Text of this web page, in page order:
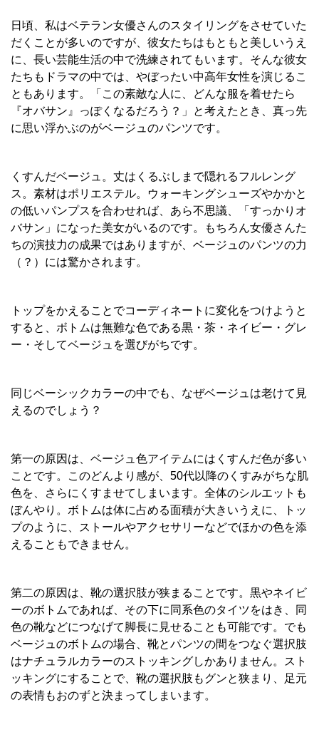
日頃、私はベテラン女優さんのスタイリングをさせていた
だくことが多いのですが、彼女たちはもともと美しいうえ
に、長い芸能生活の中で洗練されてもいます。そんな彼女
たちもドラマの中では、やぼったい中高年女性を演じるこ
ともあります。「この素敵な人に、どんな服を着せたら
『オバサン』っぽくなるだろう？」と考えたとき、真っ先
に思い浮かぶのがベージュのパンツです。
くすんだベージュ。丈はくるぶしまで隠れるフルレング
ス。素材はポリエステル。ウォーキングシューズやかかと
の低いパンプスを合わせれば、あら不思議、「すっかりオ
バサン」になった美女がいるのです。もちろん女優さんた
ちの演技力の成果ではありますが、ベージュのパンツの力
（？）には驚かされます。
トップをかえることでコーディネートに変化をつけようと
すると、ボトムは無難な色である黒・茶・ネイビー・グレ
ー・そしてベージュを選びがちです。
同じベーシックカラーの中でも、なぜベージュは老けて見
えるのでしょう？
第一の原因は、ベージュ色アイテムにはくすんだ色が多い
ことです。このどんより感が、50代以降のくすみがちな肌
色を、さらにくすませてしまいます。全体のシルエットも
ぼんやり。ボトムは体に占める面積が大きいうえに、トッ
プのように、ストールやアクセサリーなどでほかの色を添
えることもできません。
第二の原因は、靴の選択肢が狭まることです。黒やネイビ
ーのボトムであれば、その下に同系色のタイツをはき、同
色の靴などにつなげて脚長に見せることも可能です。でも
ベージュのボトムの場合、靴とパンツの間をつなぐ選択肢
はナチュラルカラーのストッキングしかありません。スト
ッキングにすることで、靴の選択肢もグンと狭まり、足元
の表情もおのずと決まってしまいます。